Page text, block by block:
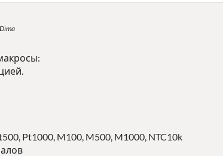
Pt1000, M100, M500, M1000, NTC10k